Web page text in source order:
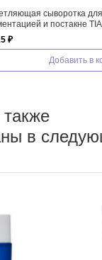
сыворотка для
и постакне
₽
Добавить в
в